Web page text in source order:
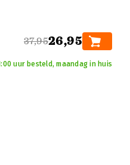
37,9526,95
uur besteld, maandag in huis